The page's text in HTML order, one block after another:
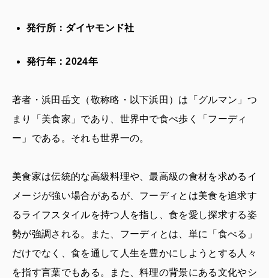
発行所：ダイヤモンド社
発行年：2024年
著者・浜田岳文（敬称略・以下浜田）は「グルマン」つ
まり「美食家」であり、世界中で食べ歩く「フーディ
ー」である。それも世界一の。
美食家は伝統的な高級料理や、最高級の食材を求めるイ
メージが強い場合があるが、フーディとは美食を追求す
るライフスタイルを持つ人を指し、食を愛し探求する姿
勢が強調される。 また、フーディとは、単に「食べる」
だけでなく、食を通して人生を豊かにしようとする人々
を指す言葉でもある。また、料理の背景にある文化やシ